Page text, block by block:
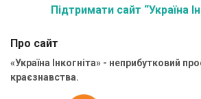
Підтримати сайт “Україна
Про сайт
«Україна Інкогніта» - неприбутковий
краєзнавства.